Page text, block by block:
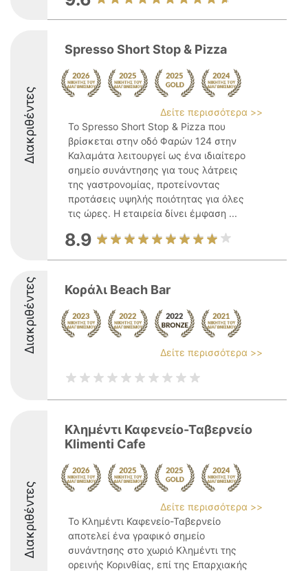
Διακριθέντες
Spresso Short Stop & Pizza
Δείτε περισσότερα >>
Το Spresso Short Stop & Pizza που
βρίσκεται στην οδό Φαρών 124 στην
Καλαμάτα λειτουργεί ως ένα ιδιαίτερο
σημείο συνάντησης για τους λάτρεις
της γαστρονομίας, προτείνοντας
προτάσεις υψηλής ποιότητας για όλες
τις ώρες. Η εταιρεία δίνει έμφαση ...
8.9
Διακριθέντες Κοράλι Βeach Bar
Δείτε περισσότερα >>
Διακριθέντες
Κλημέντι Καφενείο-Ταβερνείο
Klimenti Cafe
Δείτε περισσότερα >>
Το Κλημέντι Καφενείο-Ταβερνείο
αποτελεί ένα γραφικό σημείο
συνάντησης στο χωριό Κλημέντι της
ορεινής Κορινθίας, επί της Επαρχιακής